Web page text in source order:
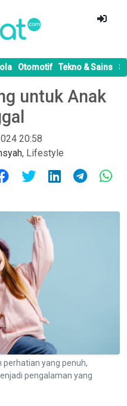
Otomotif Tekno & Sains
untuk Anak
20:58
, Lifestyle
perhatian yang penuh,
pengalaman yang